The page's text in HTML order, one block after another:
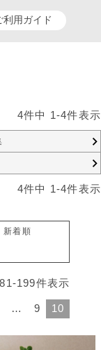
利用ガイド
4件中 1-4件表示
4件中 1-4件表示
新着順
-199件表示
… 9 10